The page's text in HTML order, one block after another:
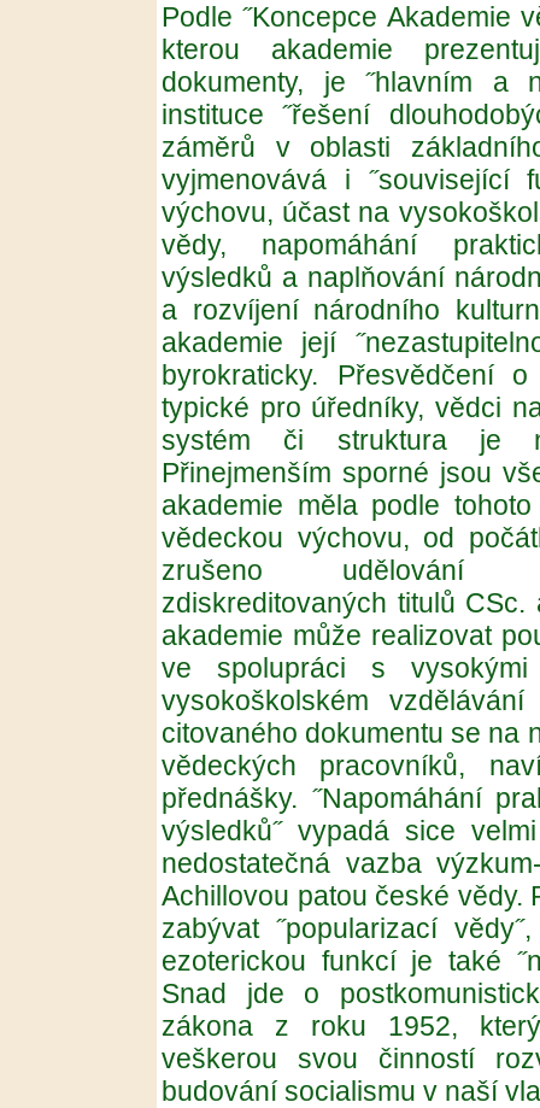
Podle ˝Koncepce Akademie
kterou akademie
dokumenty, je ˝hlavním a
instituce ˝řešení
záměrů v oblasti
vyjmenovává i ˝související
výchovu, účast na
vědy, napomáhání
výsledků a naplňování
a rozvíjení národního
akademie její
byrokraticky. Přesvědčení
typické pro úředníky, vědci
systém či struktura je
Přinejmenším sporné jsou
akademie měla podle
vědeckou výchovu, od
zrušeno udělování
zdiskreditovaných titulů
akademie může realizovat
ve spolupráci s
vysokoškolském
citovaného dokumentu se na
vědeckých pracovníků,
přednášky. ˝Napomáhání
výsledků˝ vypadá sice
nedostatečná vazba
Achillovou patou české vědy.
zabývat ˝popularizací
ezoterickou funkcí je také
Snad jde o
zákona z roku 1952,
veškerou svou činností
budování socialismu v naší